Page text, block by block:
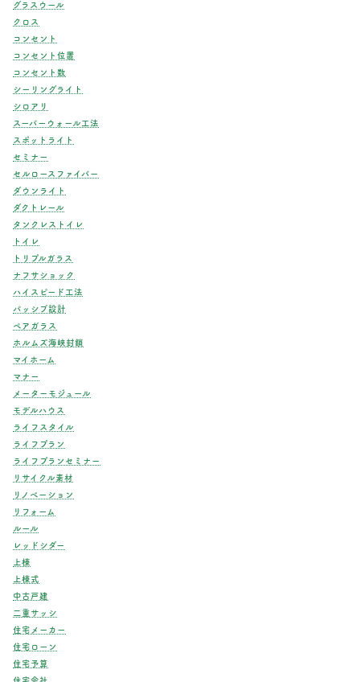
グラスウール
クロス
コンセント
コンセント位置
コンセント数
シーリングライト
シロアリ
スーパーウォール工法
スポットライト
セミナー
セルロースファイバー
ダウンライト
ダクトレール
タンクレストイレ
トイレ
トリプルガラス
ナフサショック
ハイスピード工法
パッシブ設計
ペアガラス
ホルムズ海峡封鎖
マイホーム
マナー
メーターモジュール
モデルハウス
ライフスタイル
ライフプラン
ライフプランセミナー
リサイクル素材
リノベーション
リフォーム
ルール
レッドシダー
上棟
上棟式
中古戸建
二重サッシ
住宅メーカー
住宅ローン
住宅予算